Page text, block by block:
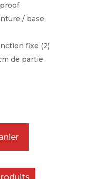
/ base
fixe (2)
de partie